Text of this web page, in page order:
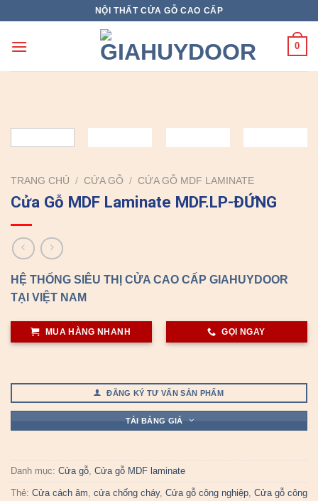
content
NỘI THẤT CỬA GỖ CAO CẤP
0
TRANG CHỦ / CỬA GỖ / CỬA GỖ MDF LAMINATE
Cửa Gỗ MDF Laminate MDF.LP-ĐỨNG
HỆ THỐNG SIÊU THỊ CỬA CAO CẤP GIAHUYDOOR
TẠI VIỆT NAM
MUA HÀNG NHANH GỌI NGAY
ĐĂNG KÝ TƯ VẤN SẢN PHẨM
TẢI BẢNG GIÁ
Danh mục: Cửa gỗ, Cửa gỗ MDF laminate
Thẻ: Cửa cách âm, cửa chống cháy, Cửa gỗ công nghiệp, Cửa gỗ công